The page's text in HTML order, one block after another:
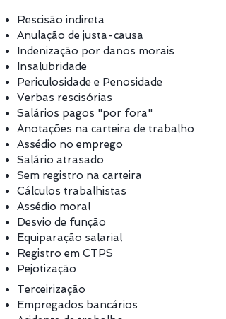
Rescisão indireta
Anulação de justa-causa
Indenização por danos morais
Insalubridade
Periculosidade e Penosidade
Verbas rescisórias
Salários pagos "por fora"
Anotações na carteira de trabalho
Assédio no emprego
Salário atrasado
Sem registro na carteira
Cálculos trabalhistas
Assédio moral
Desvio de função
Equiparação salarial
Registro em CTPS
Pejotização
Terceirização
Empregados bancários